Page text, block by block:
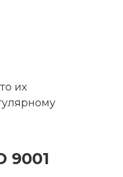
их
9001